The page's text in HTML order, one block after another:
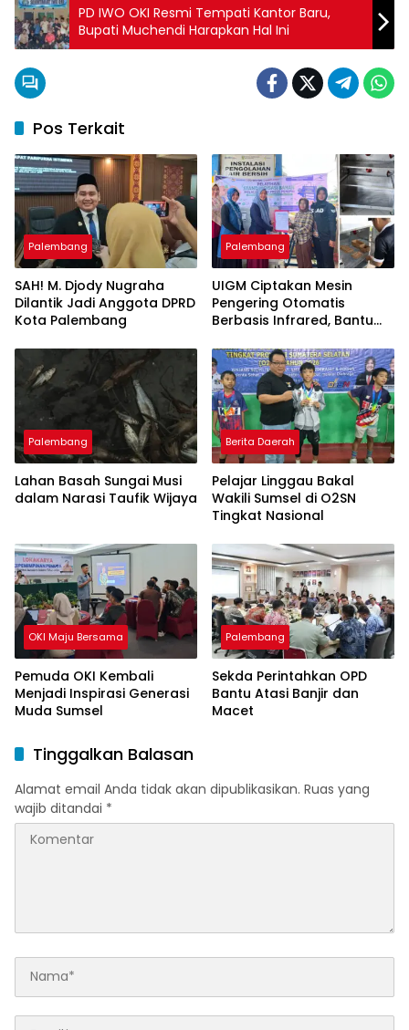
PD IWO OKI Resmi Tempati Kantor Baru,
Bupati Muchendi Harapkan Hal Ini
Pos Terkait
Palembang
SAH! M. Djody Nugraha
Dilantik Jadi Anggota DPRD
Kota Palembang
Palembang
UIGM Ciptakan Mesin
Pengering Otomatis
Berbasis Infrared, Bantu
Pulau Kemaro
Palembang
Lahan Basah Sungai Musi
dalam Narasi Taufik Wijaya
Berita Daerah
Pelajar Linggau Bakal
Wakili Sumsel di O2SN
Tingkat Nasional
OKI Maju Bersama
Pemuda OKI Kembali
Menjadi Inspirasi Generasi
Muda Sumsel
Palembang
Sekda Perintahkan OPD
Bantu Atasi Banjir dan
Macet
Tinggalkan Balasan
Alamat email Anda tidak akan dipublikasikan. Ruas yang
wajib ditandai *